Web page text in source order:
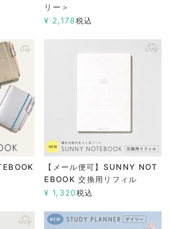
リー＞
¥ 2,178税込
【メール便可】SUNNY NOT
EBOOK 交換用リフィル
¥ 1,320税込